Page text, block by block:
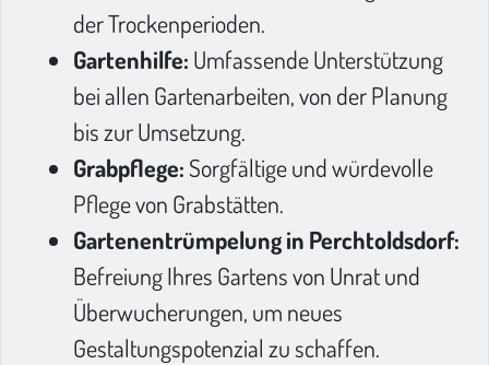
der Trockenperioden.
Gartenhilfe: Umfassende Unterstützung
bei allen Gartenarbeiten, von der Planung
bis zur Umsetzung.
Grabpflege: Sorgfältige und würdevolle
Pflege von Grabstätten.
Gartenentrümpelung in Perchtoldsdorf:
Befreiung Ihres Gartens von Unrat und
Überwucherungen, um neues
Gestaltungspotenzial zu schaffen.